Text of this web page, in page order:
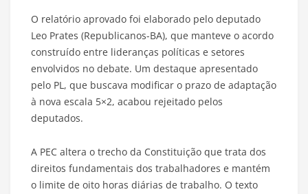
O relatório aprovado foi elaborado pelo deputado
Leo Prates (Republicanos-BA), que manteve o acordo
construído entre lideranças políticas e setores
envolvidos no debate. Um destaque apresentado
pelo PL, que buscava modificar o prazo de adaptação
à nova escala 5×2, acabou rejeitado pelos
deputados.
A PEC altera o trecho da Constituição que trata dos
direitos fundamentais dos trabalhadores e mantém
o limite de oito horas diárias de trabalho. O texto